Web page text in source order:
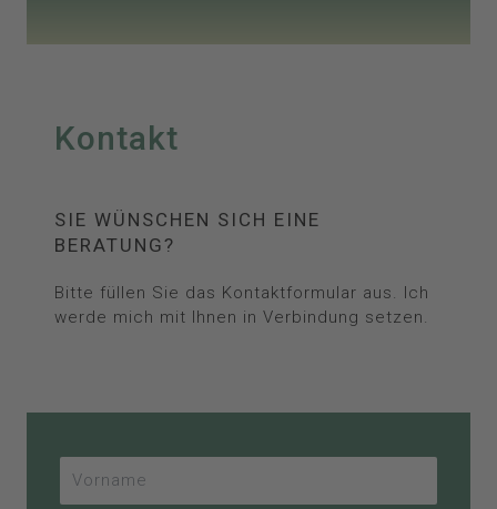
Kontakt
SIE WÜNSCHEN SICH EINE
BERATUNG?
Bitte füllen Sie das Kontaktformular aus. Ich
werde mich mit Ihnen in Verbindung setzen.